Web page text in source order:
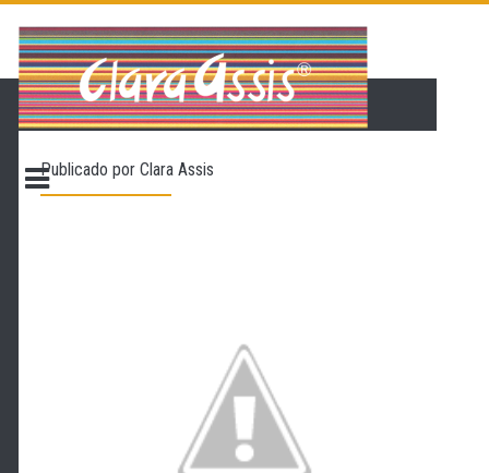
PÁGINA INICIAL
LOJA VIRTUAL
CONTATO
Publicado porClara Assis